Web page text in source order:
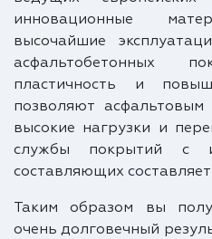
инновационные
высочайшие
асфальтобетонных
пластичность и
позволяют
высокие нагрузки и
службы покрытий с
составляющих составляет
Таким образом вы
очень долговечный